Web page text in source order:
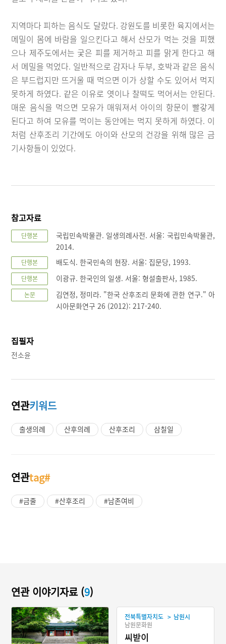
지역마다 피하는 음식도 달랐다. 강원도를 비롯한 육지에서는
메밀이 몸에 바람을 일으킨다고 해서 산모가 먹는 것을 피했
으나 제주도에서는 궂은 피를 제거하고 피를 맑게 한다고 해
서 메밀을 먹었다. 일반적으로 감자나 두부, 호박과 같은 음식
은 부드럽지만 뜨거울 때 먹으면 이가 상할 수도 있어서 먹지
못하게 하였다. 같은 이유로 엿이나 찰떡도 먹어서는 안된다.
매운 음식을 먹으면 모유가 매워져서 아이의 항문이 빨갛게
된다고 하여 모유를 먹이는 동안에는 먹지 못하게 하였다. 이
처럼 산후조리 기간에도 아이와 산모의 건강을 위해 많은 금
기사항들이 있었다.
참고자료
단행본
국립민속박물관. 일생의례사전. 서울: 국립민속박물관,
2014.
단행본 배도식. 한국민속의 현장. 서울: 집문당, 1993.
단행본 이광규. 한국인의 일생. 서울: 형설출판사, 1985.
논문
김연정, 정미라. "한국 산후조리 문화에 관한 연구." 아
시아문화연구 26 (2012): 217-240.
집필자
전소윤
연관키워드
출생의례 산후의례 산후조리 삼칠일
연관tag#
#금줄 #산후조리 #남존여비
연관 이야기자료 (9)
전북특별자치도 > 남원시
남원문화원
씨받이